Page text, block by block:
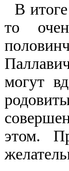
В
то
могут
этом.